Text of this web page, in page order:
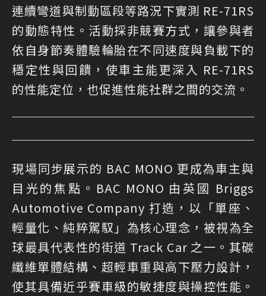
連續彎道與制動區段等路況下實測 RE-71RS
的動態特性。活動採非競賽方式，讓參與者
依自身節奏體驗輪胎在不同速度與負載下的
穩定性與回饋，使車主能更深入 RE-71RS
的性能定位，也促進性能社群之間的交流。
現場同步展示的 BAC MONO 更成為車主與
目光的焦點。BAC MONO 由英國 Briggs
Automotive Company 打造，以「單座、
輕量化、純粹駕馭」為核心理念，被視為全
球最具代表性的街道 Track Car 之一。其碳
纖維單體結構、超輕車重與高下壓力設計，
使其具備近乎賽車級的敏捷度與操控性能。